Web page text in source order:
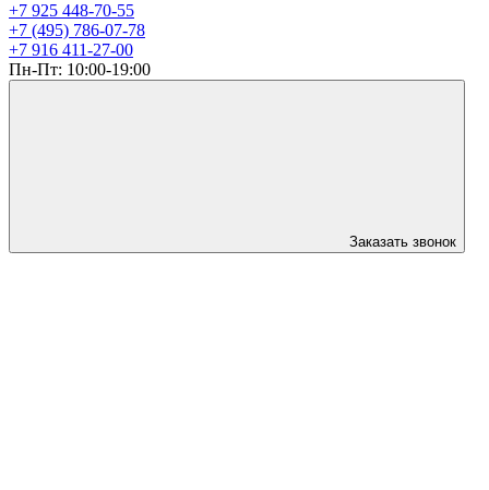
+7 925 448-70-55
+7 (495) 786-07-78
+7 916 411-27-00
Пн-Пт: 10:00-19:00
Заказать звонок